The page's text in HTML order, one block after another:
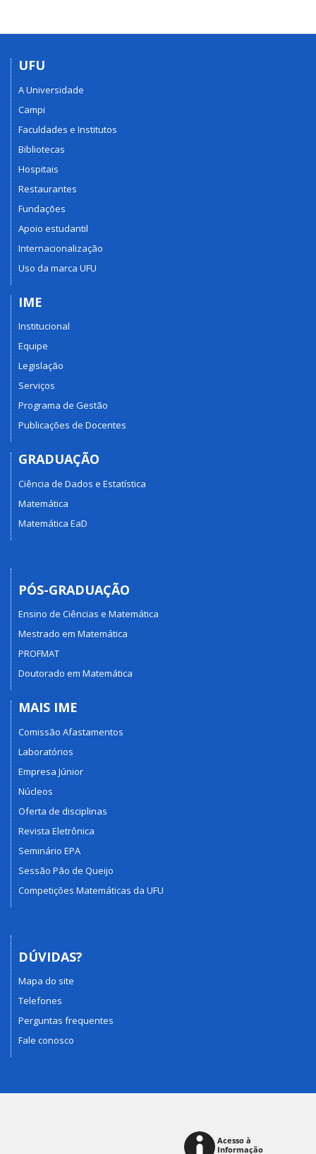
UFU
A Universidade
Campi
Faculdades e Institutos
Bibliotecas
Hospitais
Restaurantes
Fundações
Apoio estudantil
Internacionalização
Uso da marca UFU
IME
Institucional
Equipe
Legislação
Serviços
Programa de Gestão
Publicações de Docentes
GRADUAÇÃO
Ciência de Dados e Estatística
Matemática
Matemática EaD
PÓS-GRADUAÇÃO
Ensino de Ciências e Matemática
Mestrado em Matemática
PROFMAT
Doutorado em Matemática
MAIS IME
Comissão Afastamentos
Laboratórios
Empresa Júnior
Núcleos
Oferta de disciplinas
Revista Eletrônica
Seminário EPA
Sessão Pão de Queijo
Competições Matemáticas da UFU
DÚVIDAS?
Mapa do site
Telefones
Perguntas frequentes
Fale conosco